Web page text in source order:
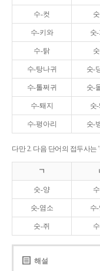
수-컷
수-키와 숫
수-탉
수-탕나귀 숫-
수-톨쩌귀 숫-
수-퇘지 숫-
수-평아리 숫-
다만 2. 다음 단어의 접두사는
ㄱ
숫-양
숫-염소 수
숫-쥐
해설